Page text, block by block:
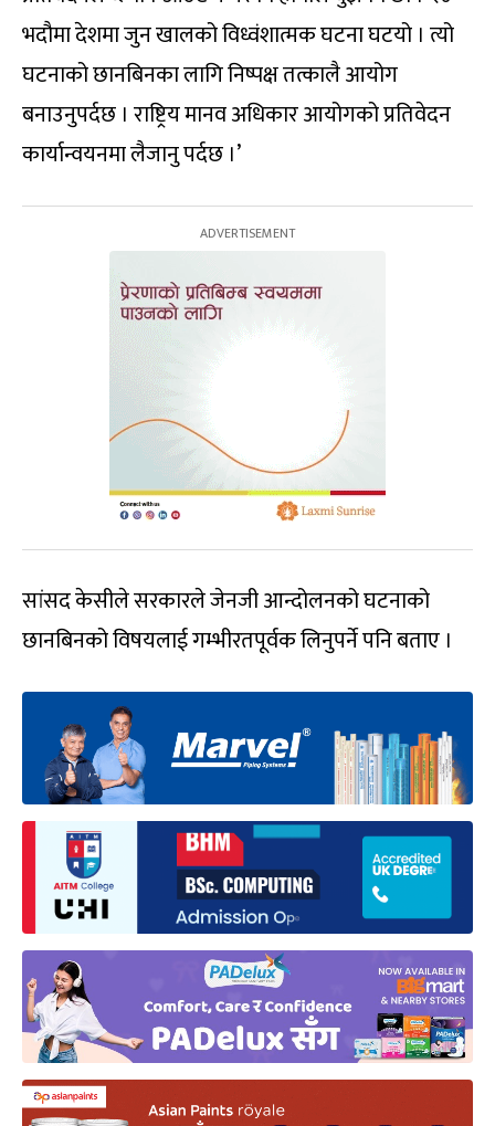
भदौमा देशमा जुन खालको विध्वंशात्मक घटना घटयो । त्यो
घटनाको छानबिनका लागि निष्पक्ष तत्कालै आयोग
बनाउनुपर्दछ । राष्ट्रिय मानव अधिकार आयोगको प्रतिवेदन
कार्यान्वयनमा लैजानु पर्दछ ।’
सांसद केसीले सरकारले जेनजी आन्दोलनको घटनाको
छानबिनको विषयलाई गम्भीरतपूर्वक लिनुपर्ने पनि बताए ।